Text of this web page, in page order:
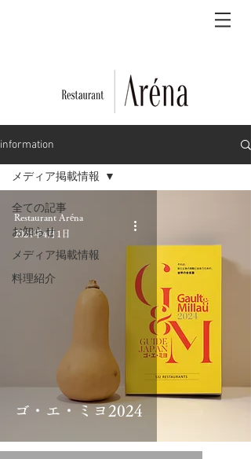
information
全ての記事
お知らせ
メディア掲載情報
料理紹介
メディア掲載情報
ゴ・エ・ミヨ2024
Restaurant Aréna
2024年4月1日